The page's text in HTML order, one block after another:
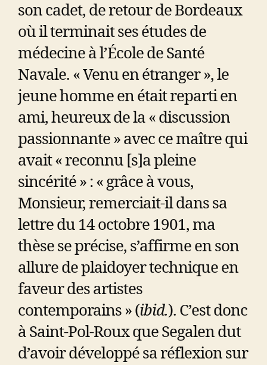
son cadet, de retour de Bordeaux
où il terminait ses études de
médecine à l’École de Santé
Navale. « Venu en étranger », le
jeune homme en était reparti en
ami, heureux de la « discussion
passionnante » avec ce maître qui
avait « reconnu [s]a pleine
sincérité » : « grâce à vous,
Monsieur, remerciait-il dans sa
lettre du 14 octobre 1901, ma
thèse se précise, s’affirme en son
allure de plaidoyer technique en
faveur des artistes
contemporains » (ibid.). C’est donc
à Saint-Pol-Roux que Segalen dut
d’avoir développé sa réflexion sur